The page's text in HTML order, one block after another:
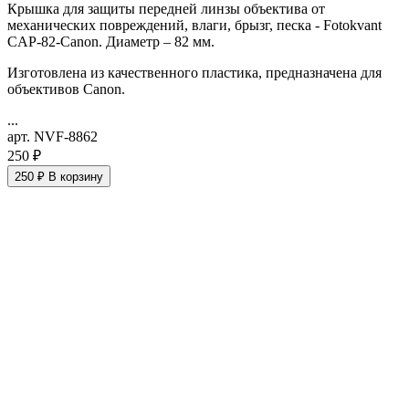
Крышка для защиты передней линзы объектива от
механических повреждений, влаги, брызг, песка - Fotokvant
CAP-82-Canon. Диаметр – 82 мм.
Изготовлена из качественного пластика, предназначена для
объективов Canon.
...
арт. NVF-8862
250 ₽
250 ₽ В корзину